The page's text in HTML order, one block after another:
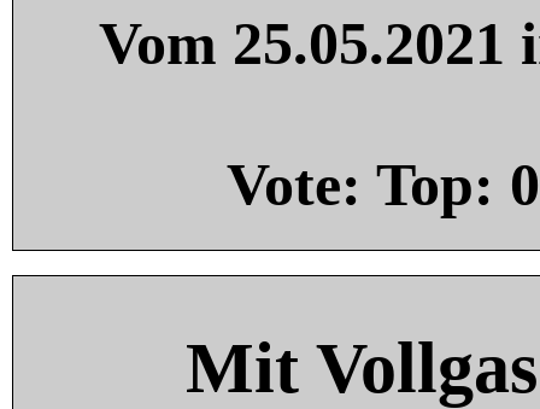
Vom
Vote: Top: 0
Mit